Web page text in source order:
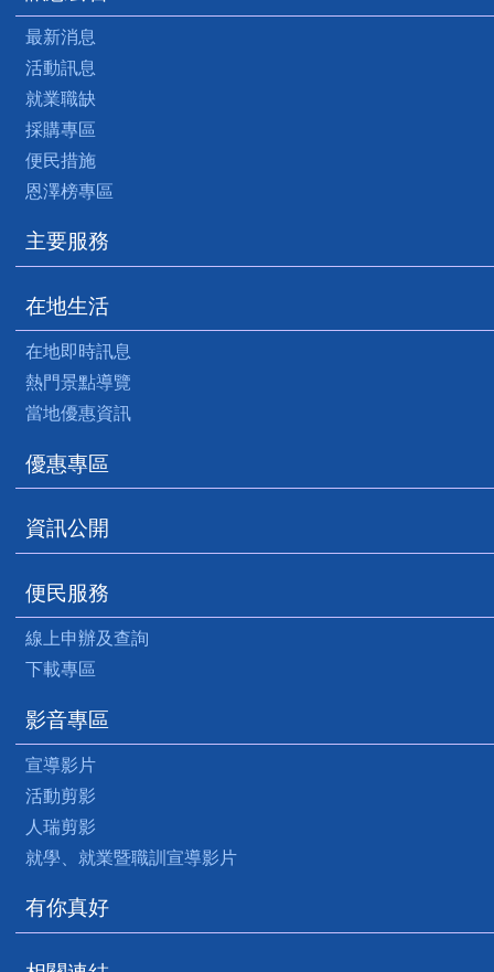
最新消息
活動訊息
就業職缺
採購專區
便民措施
恩澤榜專區
主要服務
在地生活
在地即時訊息
熱門景點導覽
當地優惠資訊
優惠專區
資訊公開
便民服務
線上申辦及查詢
下載專區
影音專區
宣導影片
活動剪影
人瑞剪影
就學、就業暨職訓宣導影片
有你真好